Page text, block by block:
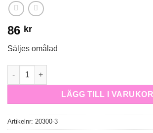
86 kr
Säljes omålad
Liten orm mängd
LÄGG TILL I
Artikelnr: 20300-3